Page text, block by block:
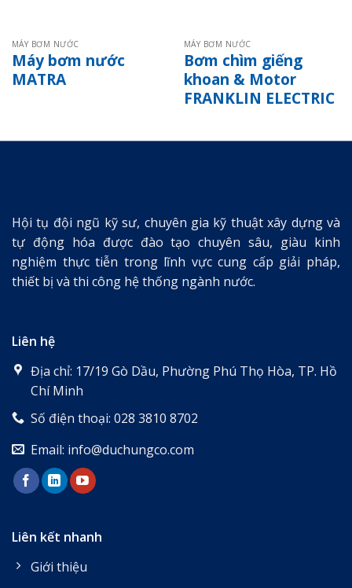
MÁY BƠM NƯỚC
Máy bơm nước
MATRA
MÁY BƠM NƯỚC
Bơm chìm giếng
khoan & Motor
FRANKLIN ELECTRIC
Hội tụ đội ngũ kỹ sư, chuyên gia kỹ thuật xây dựng và
tự động hóa được đào tạo chuyên sâu, giàu kinh
nghiệm thực tiễn trong lĩnh vực cung cấp giải pháp,
thiết bị và thi công hệ thống ngành nước.
Liên hệ
Địa chỉ: 17/19 Gò Dầu, Phường Phú Thọ Hòa, TP. Hồ
Chí Minh
Số điện thoại: 028 3810 8702
Email: info@duchungco.com
Liên kết nhanh
Giới thiệu